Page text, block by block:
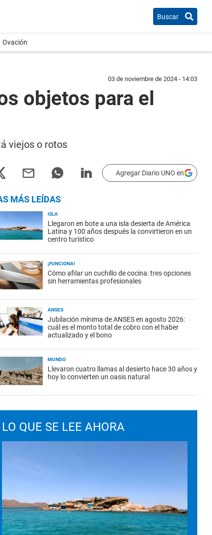
Buscar
Ovación
03 de noviembre de 2024 - 14:03
objetos para el
viejos o rotos
Agregar Diario UNO en
MÁS LEÍDAS
ISLA
Llegaron en bote a una isla desierta de América
Latina y 100 años después la convirtieron en un
centro turístico
¡FUNCIONA!
Cómo afilar un cuchillo de cocina: tres opciones
sin herramientas profesionales
ANSES
Jubilación mínima de ANSES en agosto 2026:
cuál es el monto total de cobro con el haber
actualizado y el bono
MUNDO
Llevaron cuatro llamas al desierto hace 30 años y
hoy lo convierten un oasis natural
LO QUE SE LEE AHORA